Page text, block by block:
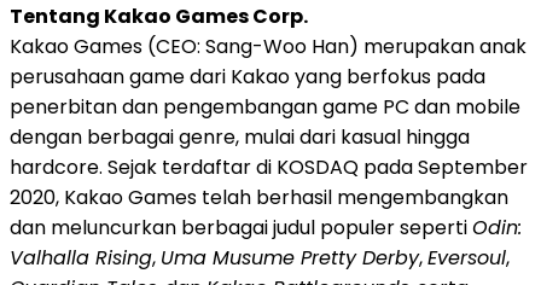
Tentang Kakao Games Corp.
Kakao Games (CEO: Sang-Woo Han) merupakan anak
perusahaan game dari Kakao yang berfokus pada
penerbitan dan pengembangan game PC dan mobile
dengan berbagai genre, mulai dari kasual hingga
hardcore. Sejak terdaftar di KOSDAQ pada September
2020, Kakao Games telah berhasil mengembangkan
dan meluncurkan berbagai judul populer sepertiOdin:
Valhalla Rising, Uma Musume Pretty Derby,Eversoul,